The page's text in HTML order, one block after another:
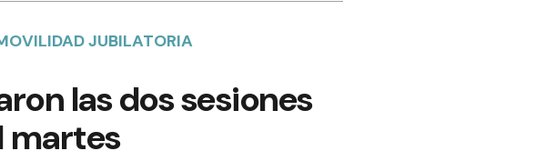
JUBILATORIA
las dos sesiones
martes